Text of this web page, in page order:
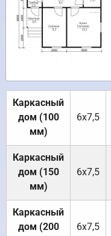
Каркасный
дом (100
мм)
6х7,5
Каркасный
дом (150
мм)
6х7,5
Каркасный
дом (200
6х7,5